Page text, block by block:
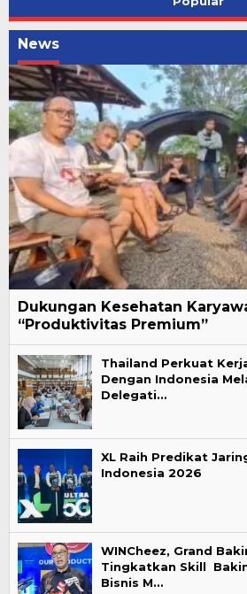
News
Dukungan Kesehatan
“Produktivitas Premium”
Thailand Perkuat
Dengan Indonesia
Delegati…
XL Raih Predikat
Indonesia 2026
WINCheez, Grand
Tingkatkan Skill
Bisnis M…